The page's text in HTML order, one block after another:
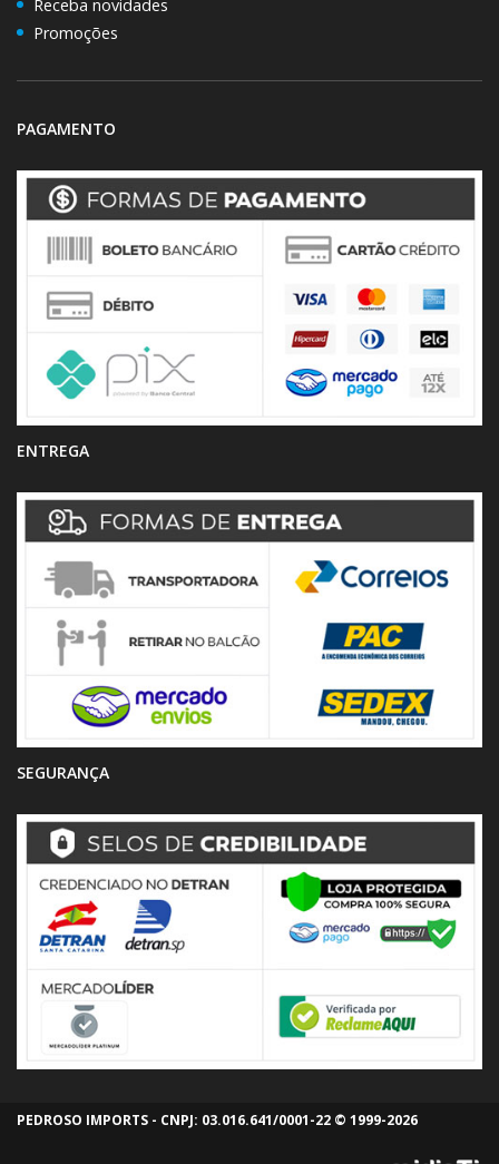
Receba novidades
Promoções
PAGAMENTO
ENTREGA
SEGURANÇA
PEDROSO IMPORTS - CNPJ: 03.016.641/0001-22 © 1999-2026